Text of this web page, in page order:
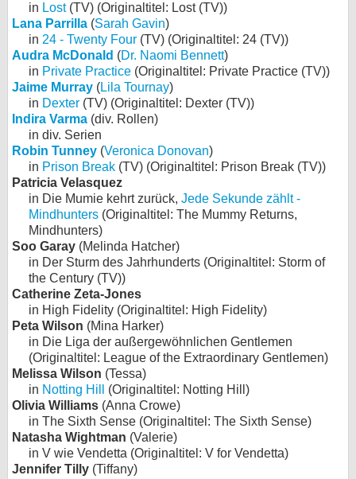
in Lost(TV) (Originaltitel: Lost (TV))
Lana Parrilla (Sarah Gavin)
in 24 - Twenty Four (TV) (Originaltitel: 24 (TV))
Audra McDonald (Dr. Naomi Bennett)
in Private Practice (Originaltitel: Private Practice (TV))
Jaime Murray (Lila Tournay)
in Dexter (TV) (Originaltitel: Dexter (TV))
Indira Varma (div. Rollen)
in div. Serien
Robin Tunney (Veronica Donovan)
in Prison Break (TV) (Originaltitel: Prison Break (TV))
Patricia Velasquez
in Die Mumie kehrt zurück, Jede Sekunde zählt -
Mindhunters (Originaltitel: The Mummy Returns,
Mindhunters)
Soo Garay (Melinda Hatcher)
in Der Sturm des Jahrhunderts (Originaltitel: Storm of
the Century (TV))
Catherine Zeta-Jones
in High Fidelity (Originaltitel: High Fidelity)
Peta Wilson (Mina Harker)
in Die Liga der außergewöhnlichen Gentlemen
(Originaltitel: League of the Extraordinary Gentlemen)
Melissa Wilson (Tessa)
in Notting Hill
(Originaltitel: Notting Hill)
Olivia Williams (Anna Crowe)
in The Sixth Sense (Originaltitel: The Sixth Sense)
Natasha Wightman (Valerie)
in V wie Vendetta (Originaltitel: V for Vendetta)
Jennifer Tilly (Tiffany)